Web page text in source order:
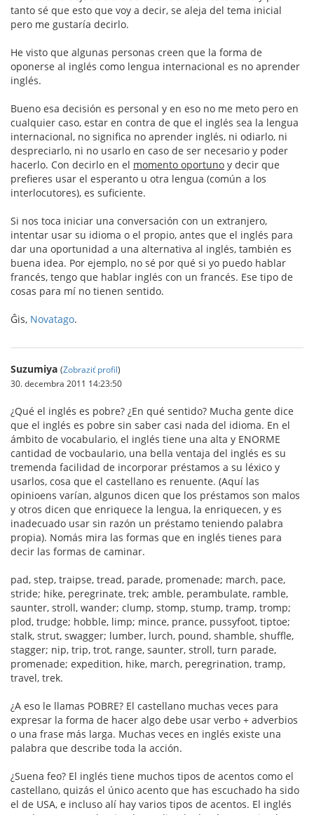
tanto sé que esto que voy a decir, se aleja del tema inicial
pero me gustaría decirlo.
He visto que algunas personas creen que la forma de
oponerse al inglés como lengua internacional es no aprender
inglés.
Bueno esa decisión es personal y en eso no me meto pero en
cualquier caso, estar en contra de que el inglés sea la lengua
internacional, no significa no aprender inglés, ni odiarlo, ni
despreciarlo, ni no usarlo en caso de ser necesario y poder
hacerlo. Con decirlo en el momento oportuno y decir que
prefieres usar el esperanto u otra lengua (común a los
interlocutores), es suficiente.
Si nos toca iniciar una conversación con un extranjero,
intentar usar su idioma o el propio, antes que el inglés para
dar una oportunidad a una alternativa al inglés, también es
buena idea. Por ejemplo, no sé por qué si yo puedo hablar
francés, tengo que hablar inglés con un francés. Ese tipo de
cosas para mí no tienen sentido.
Ĝis, Novatago.
Suzumiya (Zobraziť profil)
30. decembra 2011 14:23:50
¿Qué el inglés es pobre? ¿En qué sentido? Mucha gente dice
que el inglés es pobre sin saber casi nada del idioma. En el
ámbito de vocabulario, el inglés tiene una alta y ENORME
cantidad de vocbaulario, una bella ventaja del inglés es su
tremenda facilidad de incorporar préstamos a su léxico y
usarlos, cosa que el castellano es renuente. (Aquí las
opinioens varían, algunos dicen que los préstamos son malos
y otros dicen que enriquece la lengua, la enriquecen, y es
inadecuado usar sin razón un préstamo teniendo palabra
propia). Nomás mira las formas que en inglés tienes para
decir las formas de caminar.
pad, step, traipse, tread, parade, promenade; march, pace,
stride; hike, peregrinate, trek; amble, perambulate, ramble,
saunter, stroll, wander; clump, stomp, stump, tramp, tromp;
plod, trudge; hobble, limp; mince, prance, pussyfoot, tiptoe;
stalk, strut, swagger; lumber, lurch, pound, shamble, shuffle,
stagger; nip, trip, trot, range, saunter, stroll, turn parade,
promenade; expedition, hike, march, peregrination, tramp,
travel, trek.
¿A eso le llamas POBRE? El castellano muchas veces para
expresar la forma de hacer algo debe usar verbo + adverbios
o una frase más larga. Muchas veces en inglés existe una
palabra que describe toda la acción.
¿Suena feo? El inglés tiene muchos tipos de acentos como el
castellano, quizás el único acento que has escuchado ha sido
el de USA, e incluso alí hay varios tipos de acentos. El inglés